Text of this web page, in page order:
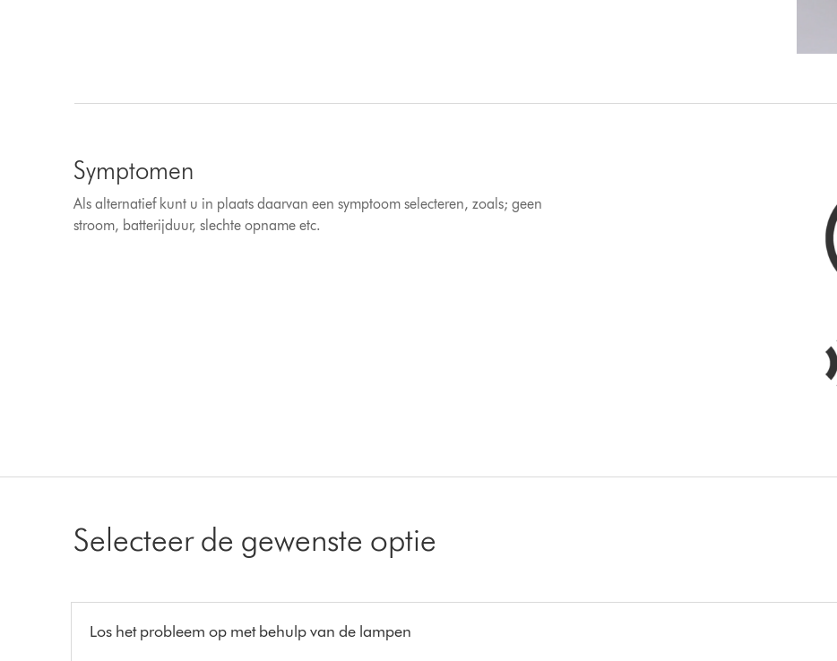
Symptomen
Als alternatief kunt u in plaats daarvan een symptoom selecteren, zoals; geen
stroom, batterijduur, slechte opname etc.
Selecteer de gewenste optie
Los het probleem op met behulp van de lampen